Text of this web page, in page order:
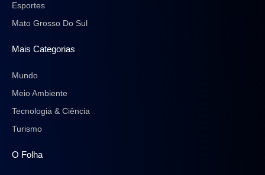
Esportes
Mato Grosso Do Sul
Mais Categorias
Mundo
Meio Ambiente
Tecnologia & Ciência
Turismo
O Folha